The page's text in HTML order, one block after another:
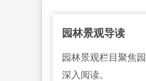
园林景观导读
园林景观栏目聚焦
深入阅读。